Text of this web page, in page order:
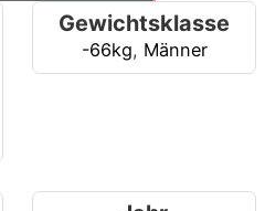
Gewichtsklasse
-66kg, Männer